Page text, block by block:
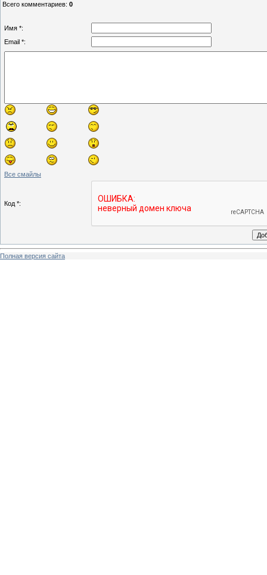
Всего комментариев: 0
Имя *:
Email *:
Все смайлы
Код *:
Полная версия сайта